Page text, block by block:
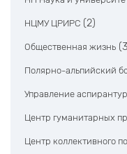
НЦМУ ЦРИРС (2)
Общественная жизнь
Полярно-альпийский
Управление
Центр гуманитарных
Центр коллективного